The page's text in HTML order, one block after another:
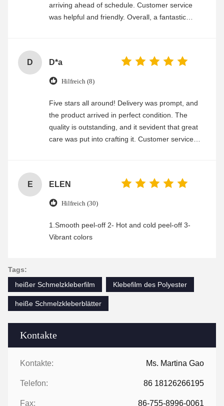
Kontakte
Kontakte: Ms. Martina Gao
Telefon: 86 18126266195
Fax: 86-755-8996-0061
arriving ahead of schedule. Customer service
was helpful and friendly. Overall, a fantastic
D D*a
Hilfreich (8)
Five stars all around! Delivery was prompt, and
the product arrived in perfect condition. The
quality is outstanding, and it sevident that great
care was put into crafting it. Customer service
E ELEN
Hilfreich (30)
1.Smooth peel-off 2- Hot and cold peel-off 3-
Vibrant colors
Tags:
heißer Schmelzkleberfilm
Klebefilm des Polyester
heiße Schmelzkleberblätter